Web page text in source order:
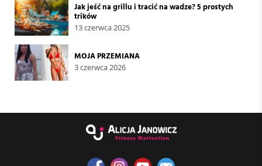
Jak jeść na grillu i tracić na wadze? 5 prostych
trików
13 czerwca 2025
MOJA PRZEMIANA
3 czerwca 2026